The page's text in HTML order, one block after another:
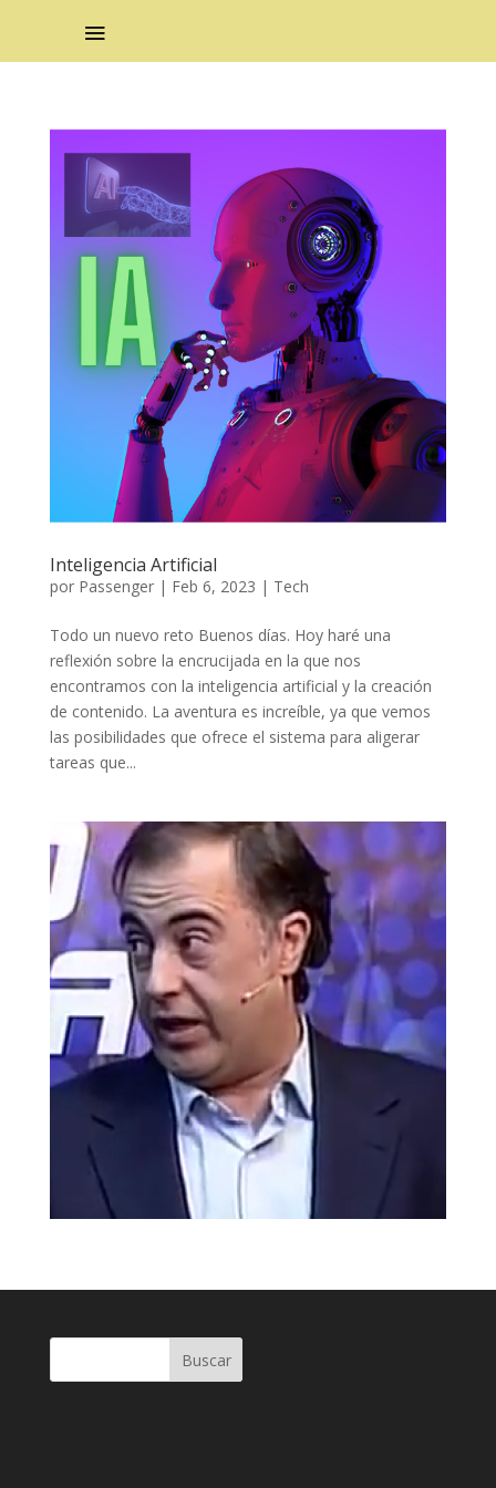
Inteligencia Artificial
por Passenger| Feb 6, 2023 | Tech
Todo un nuevo reto Buenos días. Hoy haré una
reflexión sobre la encrucijada en la que nos
encontramos con la inteligencia artificial y la creación
de contenido. La aventura es increíble, ya que vemos
las posibilidades que ofrece el sistema para aligerar
tareas que...